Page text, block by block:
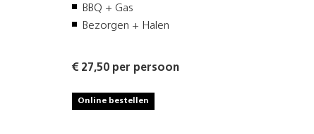
BBQ + Gas
Bezorgen + Halen
€ 27,50 per persoon
Online bestellen